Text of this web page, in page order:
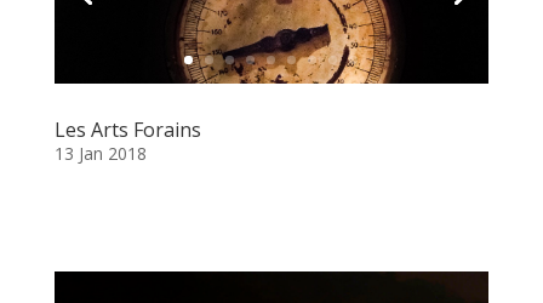
Les Arts Forains
13 Jan 2018